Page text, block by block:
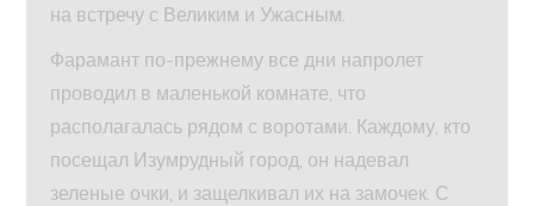
на встречу с Великим и Ужасным.
Фарамант по-прежнему все дни напролет
проводил в маленькой комнате, что
располагалась рядом с воротами. Каждому, кто
посещал Изумрудный город, он надевал
зеленые очки, и защелкивал их на замочек. С